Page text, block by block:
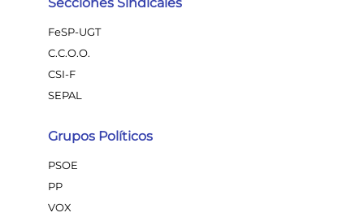
FeSP-UGT
C.C.O.O.
CSI-F
SEPAL
Grupos Políticos
PSOE
PP
VOX